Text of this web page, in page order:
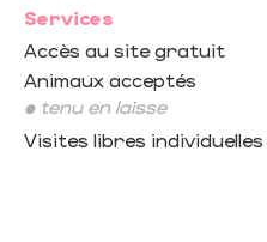
Services
Accès au site gratuit
Animaux acceptés
• tenu en laisse
Visites libres individuelles